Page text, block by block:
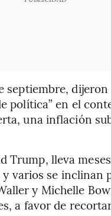
septiembre,
política” en el
una inflación
Trump, lleva
varios se inclinan
y Michelle
a favor de